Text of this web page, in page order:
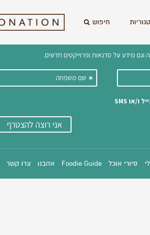
חיפוש
שלנו וקבלו ישירות
סיורי אוכל Foodie Guide אהבנו צרו קשר